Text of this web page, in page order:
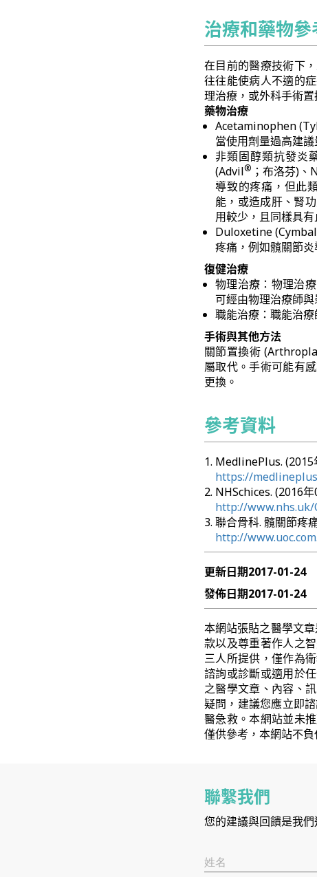
治療和藥物參
在目前的醫療技術下
往往能使病人不適的
理治療，或外科手術置
藥物治療
Acetaminophen
當使用劑量過高建
非類固醇類抗發炎
(Advil® ；布洛芬)
導致的疼痛，但此
能，或造成肝、腎
用較少，且同樣具有
Duloxetine
疼痛，例如髖關節炎
復健治療
物理治療：物理治
可經由物理治療師
職能治療：職能治
手術與其他方法
關節置換術
屬取代。手術可能有
更換。
參考資料
MedlinePlus.
https://
NHSchices. (2016
http://
聯合骨科. 髖關節疼
http://
更新日期2017-01-24
發佈日期2017-01-24
本網站張貼之醫學文
款以及尊重著作人之
三人所提供，僅作為
諮詢或診斷或適用於
之醫學文章、內容、
疑問，建議您應立即
醫急救。本網站並未
僅供參考，本網站不負
聯繫我們
您的建議與回饋是我
姓名